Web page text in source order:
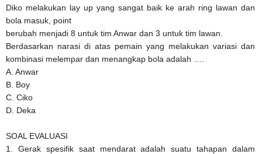
Diko melakukan lay up yang sangat baik ke arah ring lawan dan
bola masuk, point
berubah menjadi 8 untuk tim Anwar dan 3 untuk tim lawan.
Berdasarkan narasi di atas pemain yang melakukan variasi dan
kombinasi melempar dan menangkap bola adalah ….
A. Anwar
B. Boy
C. Ciko
D. Deka
SOAL EVALUASI
1. Gerak spesifik saat mendarat adalah suatu tahapan dalam